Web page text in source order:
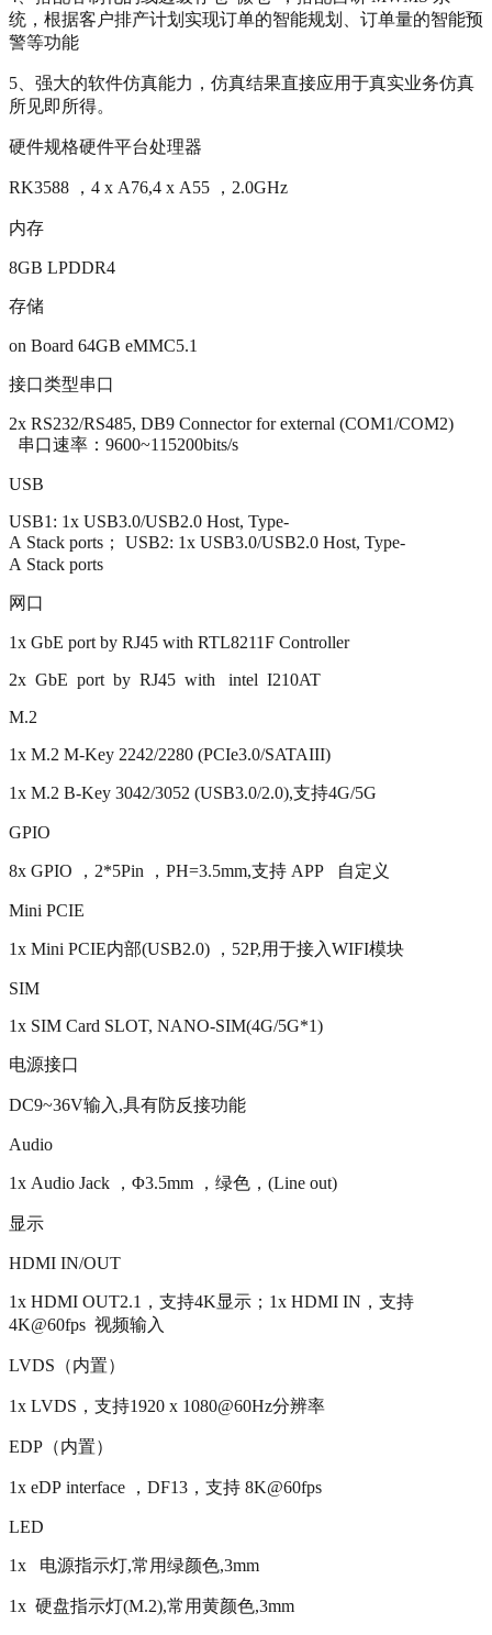
统，根据客户排产计划实现订单的智能规划、订单量的智能预
警等功能
5、强大的软件仿真能力，仿真结果直接应用于真实业务仿真
所见即所得。
硬件规格硬件平台处理器
RK3588 ，4 x A76,4 x A55 ，2.0GHz
内存
8GB LPDDR4
存储
on Board 64GB eMMC5.1
接口类型串口
2x RS232/RS485, DB9 Connector for external (COM1/COM2)
串口速率：9600~115200bits/s
USB
USB1: 1x USB3.0/USB2.0 Host, Type-
A Stack ports； USB2: 1x USB3.0/USB2.0 Host, Type-
A Stack ports
网口
1x GbE port by RJ45 with RTL8211F Controller
2x GbE port by RJ45 with intel I210AT
M.2
1x M.2 M-Key 2242/2280 (PCIe3.0/SATAIII)
1x M.2 B-Key 3042/3052 (USB3.0/2.0),支持4G/5G
GPIO
8x GPIO ，2*5Pin ，PH=3.5mm,支持 APP 自定义
Mini PCIE
1x Mini PCIE内部(USB2.0) ，52P,用于接入WIFI模块
SIM
1x SIM Card SLOT, NANO-SIM(4G/5G*1)
电源接口
DC9~36V输入,具有防反接功能
Audio
1x Audio Jack ，Φ3.5mm ，绿色，(Line out)
显示
HDMI IN/OUT
1x HDMI OUT2.1，支持4K显示；1x HDMI IN，支持
4K@60fps 视频输入
LVDS（内置）
1x LVDS，支持1920 x 1080@60Hz分辨率
EDP（内置）
1x eDP interface ，DF13，支持 8K@60fps
LED
1x 电源指示灯,常用绿颜色,3mm
1x 硬盘指示灯(M.2),常用黄颜色,3mm